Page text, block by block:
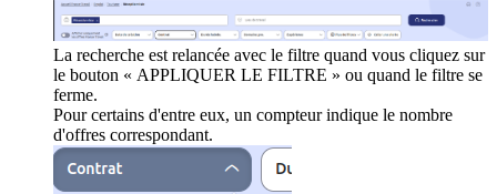
La recherche est relancée avec le filtre quand vous cliquez sur
le bouton « APPLIQUER LE FILTRE » ou quand le filtre se
ferme.
Pour certains d'entre eux, un compteur indique le nombre
d'offres correspondant.